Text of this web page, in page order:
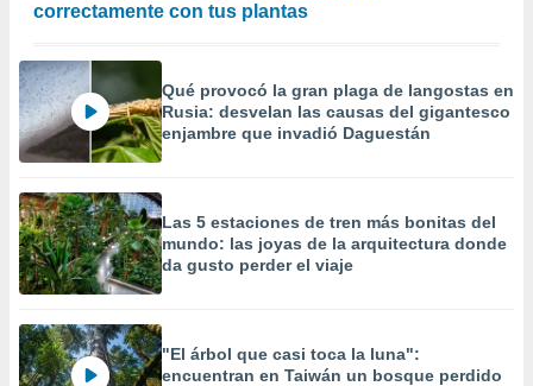
correctamente con tus plantas
Qué provocó la gran plaga de langostas en
Rusia: desvelan las causas del gigantesco
enjambre que invadió Daguestán
Las 5 estaciones de tren más bonitas del
mundo: las joyas de la arquitectura donde
da gusto perder el viaje
"El árbol que casi toca la luna":
encuentran en Taiwán un bosque perdido